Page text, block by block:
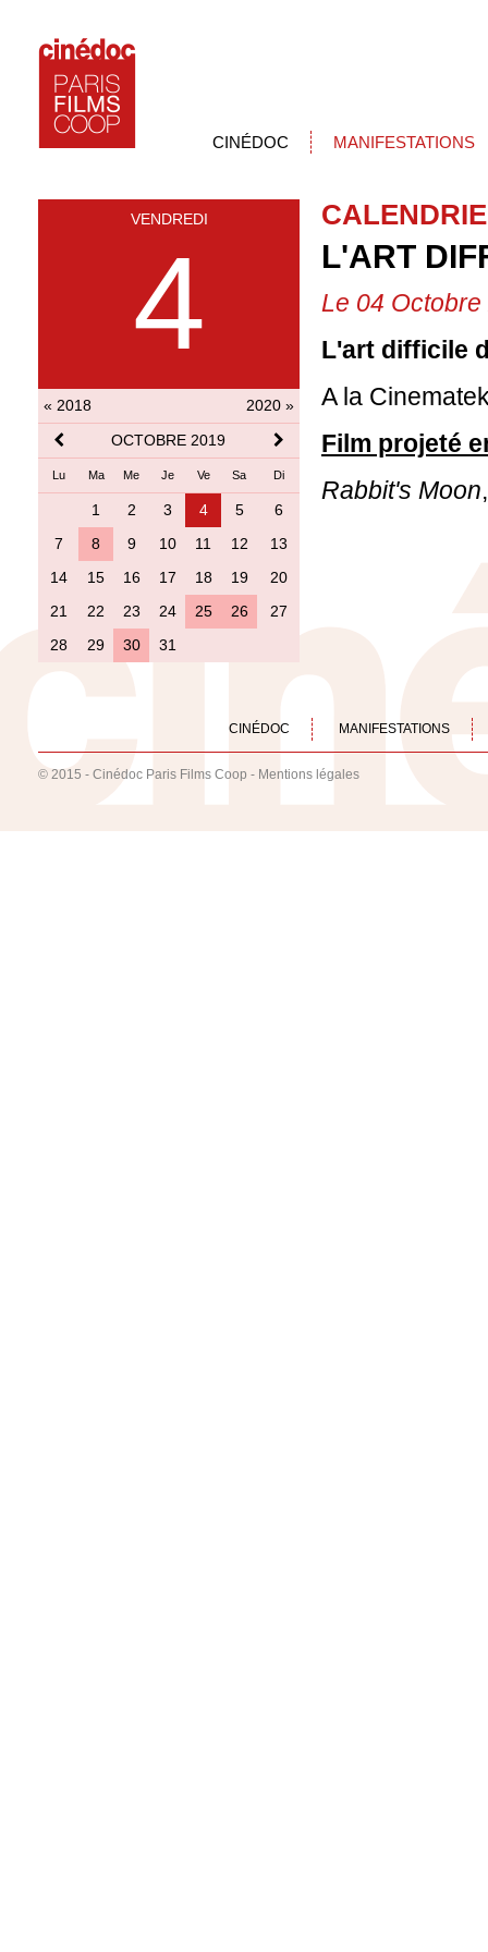
CINÉDOC MANIFESTATIONS
VENDREDI
4
« 2018
2020 »
OCTOBRE 2019
Lu Ma Me Je Ve Sa Di
1 2 3 4 5
6
7
8 9 10 11 12
13
14
15 16 17 18 19
20
21
22 23 24 25 26
27
28
29 30 31
L'ART
Le 04 Octobre
L'art difficile
A la
Film projeté
Rabbit's Moon
CINÉDOC MANIFESTATIONS
© 2015 - Cinédoc Paris Films Coop - Mentions légales